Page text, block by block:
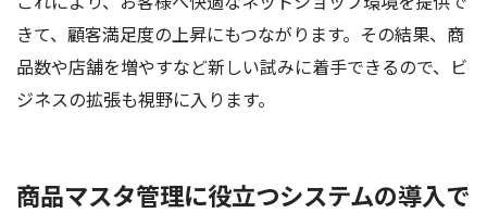
きて、顧客満足度の上昇にもつながります。その結果、商
品数や店舗を増やすなど新しい試みに着手できるので、ビ
ジネスの拡張も視野に入ります。
商品マスタ管理に役立つシステムの導入で